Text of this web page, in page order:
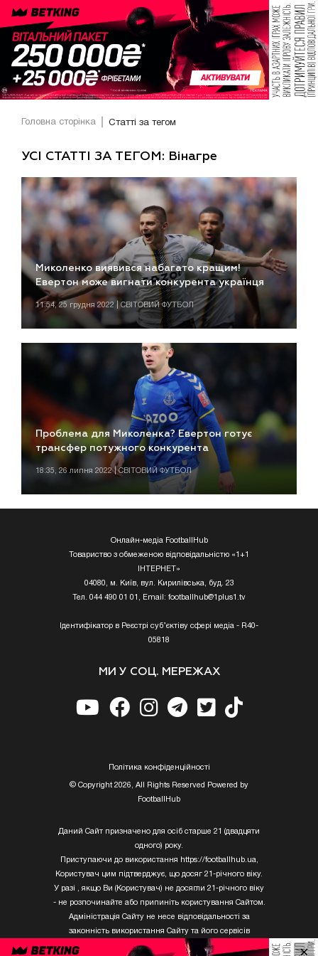
Головна сторінка Статті за тегом
УСІ СТАТТІ ЗА ТЕГОМ: Вінагре
Миколенко виявився набагато кращим!
Евертон може вигнати конкурента українця
11:54, 25 грудня 2022 | СВІТОВИЙ ФУТБОЛ
Проблема для Миколенка? Евертон готує
трансфер потужного конкурента
18:35, 26 липня 2022 | СВІТОВИЙ ФУТБОЛ
Онлайн-медіа FootballHub
Товариство з обмеженою відповідальністю «1+1
ІНТЕРНЕТ»
04080, м. Київ, вул. Кирилівська, буд. 23
Тел. 044 490 01 01, Email: footballhub@1plus1.tv
Ідентифікатор в Реєстрі суб’єктіву сфері медіа - R40-
05818
МИ У СОЦ. МЕРЕЖАХ
Полiтика конфiденцiйностi
© Copyright 2026, All Rights Reserved Powered by
FootballHub
Даний Сайт призначено для осіб старше 21 (двадцяти
одного) року.
Приступаючи до використання https://footballhub.ua,
Користувач цим підтверджує, що досяг 21-річного віку.
У разі , якщо Ви (Користувач) не досягли 21-річного віку
- не розпочинайте або припиніть користування Сайтом.
Адміністрація Сайту не несе відповідальності за
законність використання Сайту та його сервісів
Користувачем, який не досяг 21-річного віку.
×